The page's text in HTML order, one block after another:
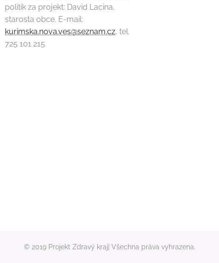
politik za projekt: David Lacina,
starosta obce. E-mail:
kurimska.nova.ves@seznam.cz, tel.
725 101 215
© 2019 Projekt Zdravý kraj| Všechna práva vyhrazena.